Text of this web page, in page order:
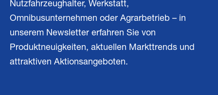
Nutzfahrzeughalter, Werkstatt,
Omnibusunternehmen oder Agrarbetrieb – in
unserem Newsletter erfahren Sie von
Produktneuigkeiten, aktuellen Markttrends und
attraktiven Aktionsangeboten.